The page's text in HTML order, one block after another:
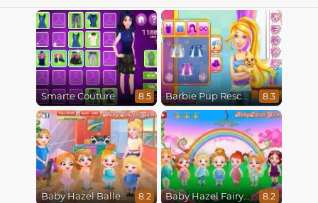
Smarte Couture 8.5 Barbie Pup Rescue 8.3
Baby Hazel Ballerina Dance 8.2 Baby Hazel Fairyland Ballet 8.2